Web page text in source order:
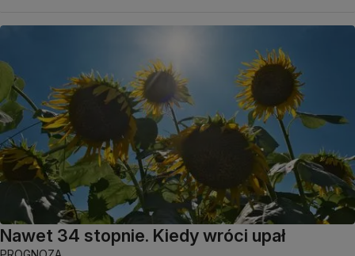
Nawet 34 stopnie. Kiedy wróci upał